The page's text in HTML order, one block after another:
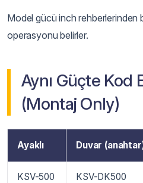
Model gücü inch rehberlerinden
operasyonu belirler.
Aynı Güçte Kod
(Montaj Only)
Ayaklı Duvar
KSV-500 KSV-DK500